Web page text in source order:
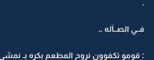
.
فــي الصــآله ..
: قومو تكفوون نروح المطعم بكره بـ